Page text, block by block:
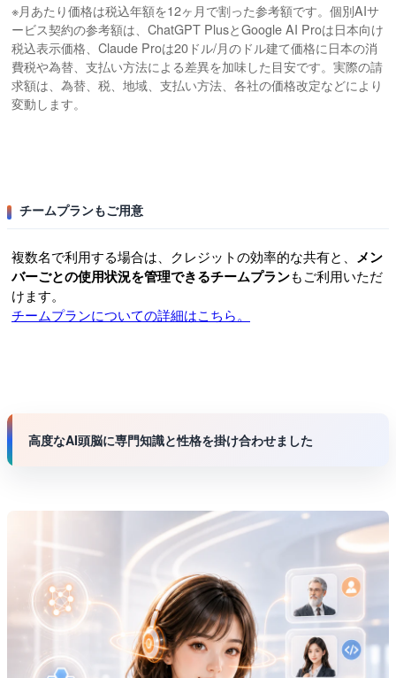
※月あたり価格は税込年額を12ヶ月で割った参考額です。個別AIサ
ービス契約の参考額は、ChatGPT PlusとGoogle AI Proは日本向け
税込表示価格、Claude Proは20ドル/月のドル建て価格に日本の消
費税や為替、支払い方法による差異を加味した目安です。実際の請
求額は、為替、税、地域、支払い方法、各社の価格改定などにより
変動します。
チームプランもご用意
複数名で利用する場合は、クレジットの効率的な共有と、 メン
バーごとの使用状況を管理できるチームプランもご利用いただ
けます。
チームプランについての詳細はこちら。
高度なAI頭脳に専門知識と性格を掛け合わせました